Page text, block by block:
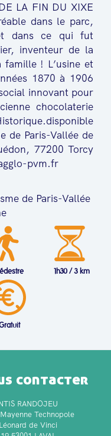
LA FIN DU XIXE
dans le parc,
dans ce qui fut
inventeur de la
! L’usine et
1870 à 1906
innovant pour
chocolaterie
de Paris-Vallée de
77200 Torcy
pvm.fr
de Paris-Vallée
1h30 / 3 km
contacter
RANDOJEU
Technopole
de Vinci